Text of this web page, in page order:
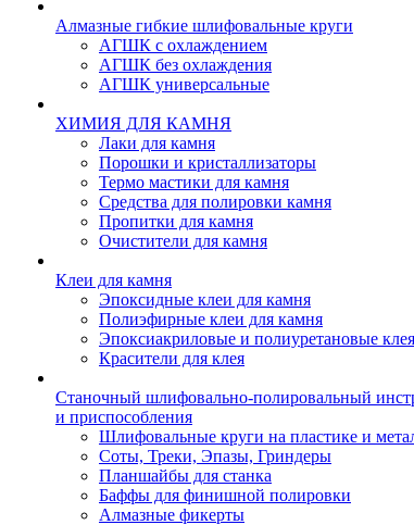
Алмазные гибкие шлифовальные круги
АГШК с охлаждением
АГШК без охлаждения
АГШК универсальные
ХИМИЯ ДЛЯ КАМНЯ
Лаки для камня
Порошки и кристаллизаторы
Термо мастики для камня
Средства для полировки камня
Пропитки для камня
Очистители для камня
Клеи для камня
Эпоксидные клеи для камня
Полиэфирные клеи для камня
Эпоксиакриловые и полиуретановые клея
Красители для клея
Станочный шлифовально-полировальный
и приспособления
Шлифовальные круги на пластике и
Соты, Треки, Эпазы, Гриндеры
Планшайбы для станка
Баффы для финишной полировки
Алмазные фикерты